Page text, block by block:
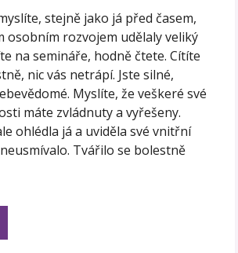
stejně jako já před časem,
osobním rozvojem udělaly veliký
na semináře, hodně čtete. Cítíte
nic vás netrápí. Jste silné,
Myslíte, že veškeré své
máte zvládnuty a vyřešeny.
ohlédla já a uviděla své vnitřní
Tvářilo se bolestně